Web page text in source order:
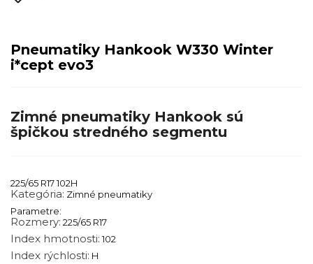
Pneumatiky Hankook W330 Winter
i*cept evo3
Zimné pneumatiky Hankook sú
špičkou stredného segmentu
225/65 R17 102H
Kategória: Zimné pneumatiky
Parametre:
Rozmery: 225/65 R17
Index hmotnosti: 102
Index rýchlosti: H